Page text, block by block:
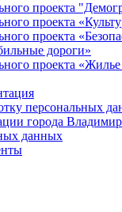
проекта
проекта
проекта
дороги»
проекта «Жилье
персональных
города
данных